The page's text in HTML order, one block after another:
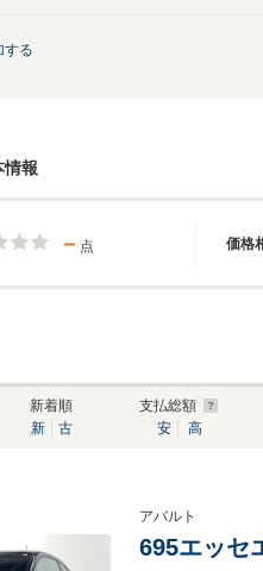
する
情報
価格
－ 点
新着順
新
古
支払総額
安
高
アバルト
695エッ